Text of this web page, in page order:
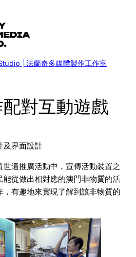
| 法蘭奇多媒體製作工作室
對互動遊戲
及界面設計
遺推廣活動中，宣傳活動裝置之
能從做出相對應的澳門非物質的活
，有趣地來實現了解到該非物質的